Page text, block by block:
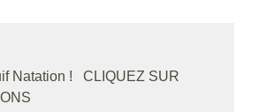
Natation ! CLIQUEZ SUR